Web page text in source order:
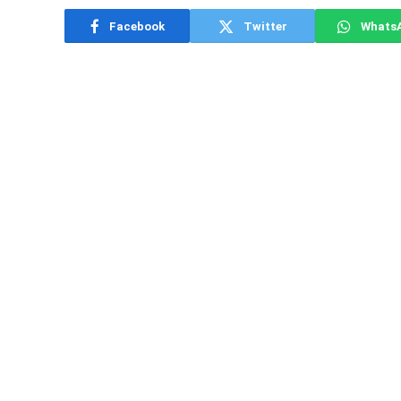
Facebook Twitter